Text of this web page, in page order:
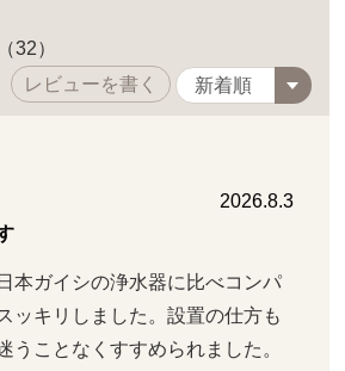
（32）
レビューを書く
2026.8.3
本ガイシの浄水器に比べコンパ
ッキリしました。設置の仕方も
うことなくすすめられました。